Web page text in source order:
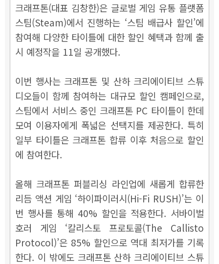
크래프톤(대표 김창한)은 글로벌 게임 유통 플랫폼
스팀(Steam)에서 진행하는 ‘스팀 배급사 할인’에
참여해 다양한 타이틀에 대한 할인 혜택과 함께 출
시 예정작을 11일 공개했다.
이번 행사는 크래프톤 및 산하 크리에이티브 스튜
디오들이 함께 참여하는 대규모 할인 캠페인으로,
스팀에서 서비스 중인 크래프톤 PC 타이틀이 한데
모여 이용자에게 폭넓은 선택지를 제공한다. 특히
일부 타이틀은 크래프톤 합류 이후 처음으로 할인
에 참여한다.
올해 크래프톤 퍼블리싱 라인업에 새롭게 합류한
리듬 액션 게임 ‘하이파이러시(Hi-Fi RUSH)’는 이
번 행사를 통해 40% 할인을 적용한다. 서바이벌
호러 게임 ‘칼리스토 프로토콜(The Callisto
Protocol)’은 85% 할인으로 역대 최저가를 기록
한다. 이 밖에도 크래프톤 산하 크리에이티브 스튜